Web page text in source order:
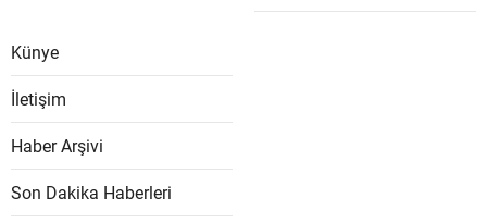
Künye
İletişim
Haber Arşivi
Son Dakika Haberleri